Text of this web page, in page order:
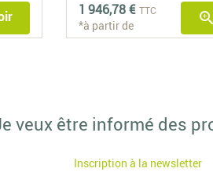
1 946,78 € TTC
*à partir de zoom_in
veux être informé des
Inscription à la newsletter